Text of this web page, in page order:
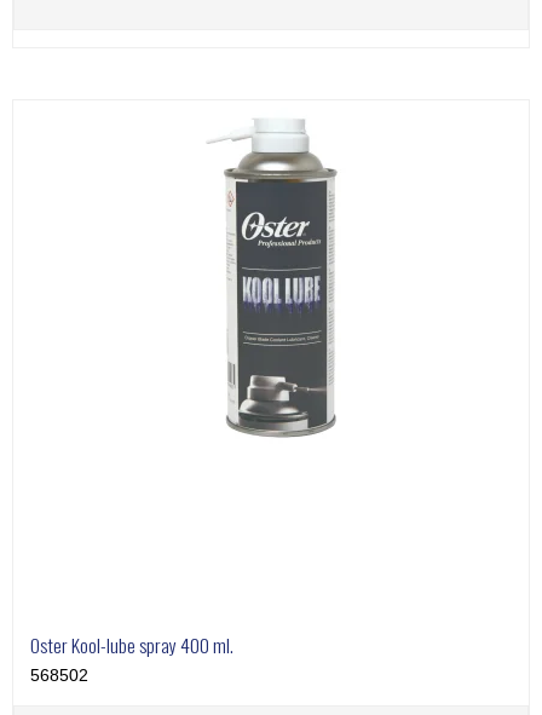
Oster Kool-lube spray 400 ml.
568502